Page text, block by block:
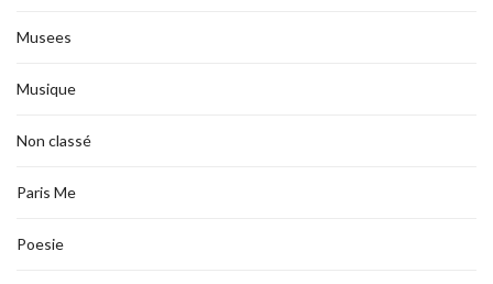
Musees
Musique
Non classé
Paris Me
Poesie